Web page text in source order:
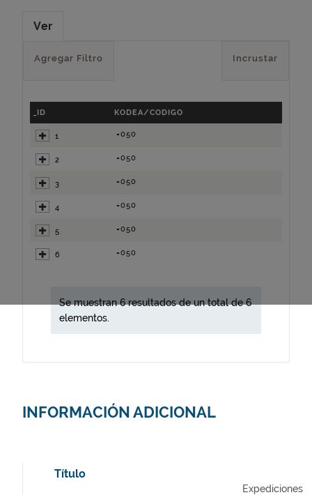
Ver
Incrustar
Agregar Filtro
_ID KODEA/CODIGO
1 =050
2 =050
3 =050
4 =050
5 =050
6 =050
Se muestran 6 resultados de un total de 6
elementos.
INFORMACIÓN ADICIONAL
Título
Expediciones